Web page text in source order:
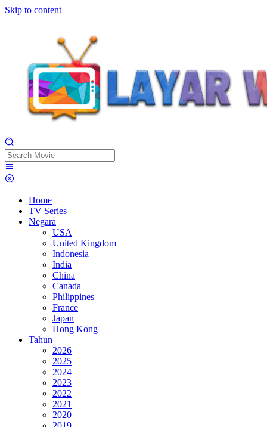
Skip to content
Home
TV Series
Negara
USA
United Kingdom
Indonesia
India
China
Canada
Philippines
France
Japan
Hong Kong
Tahun
2026
2025
2024
2023
2022
2021
2020